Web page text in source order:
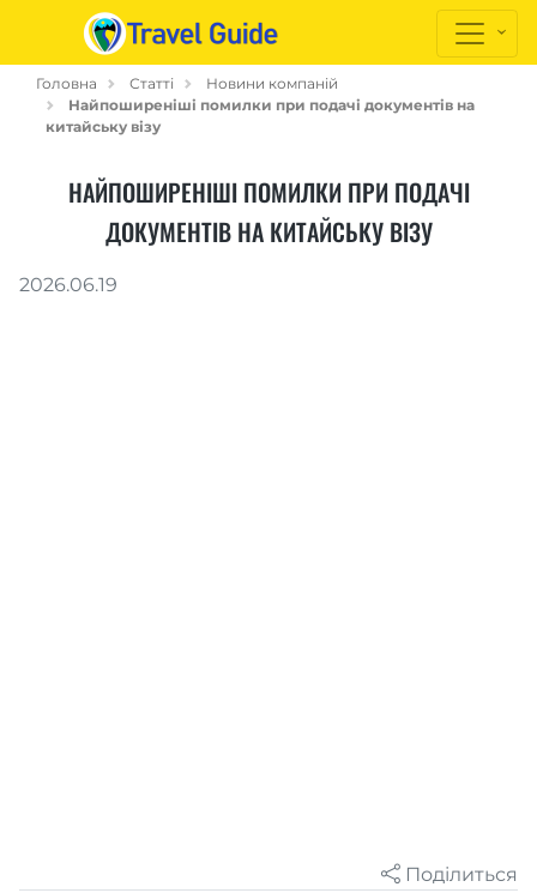
Головна Статті
Новини компаній
Найпоширеніші помилки при подачі документів на
китайську візу
НАЙПОШИРЕНІШІ ПОМИЛКИ ПРИ ПОДАЧІ
ДОКУМЕНТІВ НА КИТАЙСЬКУ ВІЗУ
2026.06.19
Поділиться